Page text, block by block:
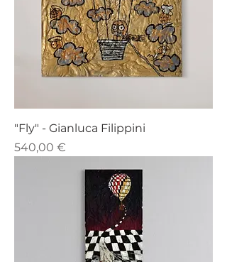
"Fly" - Gianluca Filippini
Prezzo
540,00 €